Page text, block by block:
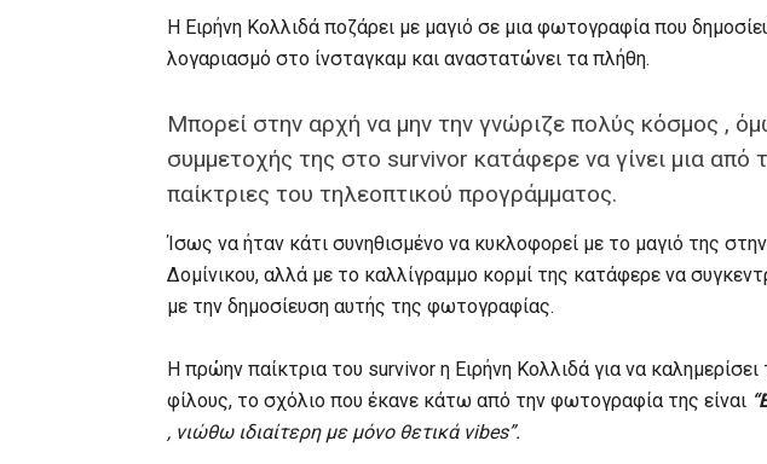
Η Ειρήνη Κολλιδά ποζάρει με μαγιό σε μια φωτογραφία που
λογαριασμό στο ίνσταγκαμ και αναστατώνει τα πλήθη.
Μπορεί στην αρχή να μην την γνώριζε πολύς κόσμος ,
συμμετοχής της στο survivor κατάφερε να γίνει μια από
παίκτριες του τηλεοπτικού προγράμματος.
Ίσως να ήταν κάτι συνηθισμένο να κυκλοφορεί με το μαγιό της
Δομίνικου, αλλά με το καλλίγραμμο κορμί της κατάφερε να
με την δημοσίευση αυτής της φωτογραφίας.
Η πρώην παίκτρια του survivor η Ειρήνη Κολλιδά για να καλημερίσει
φίλους, το σχόλιο που έκανε κάτω από την φωτογραφία της είναι
, νιώθω ιδιαίτερη με μόνο θετικά vibes”.